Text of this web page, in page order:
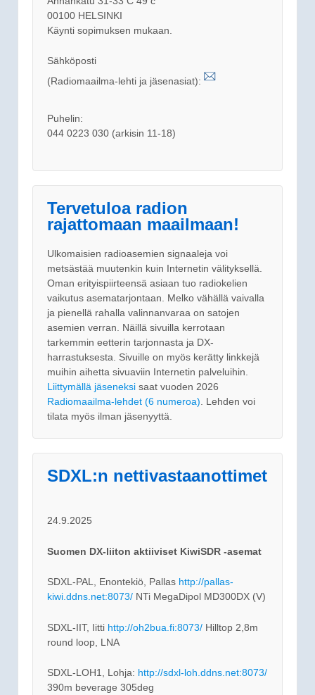
00100 HELSINKI
Käynti sopimuksen mukaan.
Sähköposti
(Radiomaailma-lehti ja jäsenasiat):
Puhelin:
044 0223 030 (arkisin 11-18)
Tervetuloa radion
rajattomaan maailmaan!
Ulkomaisien radioasemien signaaleja voi
metsästää muutenkin kuin Internetin välityksellä.
Oman erityispiirteensä asiaan tuo radiokelien
vaikutus asematarjontaan. Melko vähällä vaivalla
ja pienellä rahalla valinnanvaraa on satojen
asemien verran. Näillä sivuilla kerrotaan
tarkemmin eetterin tarjonnasta ja DX-
harrastuksesta. Sivuille on myös kerätty linkkejä
muihin aihetta sivuaviin Internetin palveluihin.
Liittymällä jäseneksi saat vuoden 2026
Radiomaailma-lehdet (6 numeroa) . Lehden voi
tilata myös ilman jäsenyyttä.
SDXL:n nettivastaanottimet
24.9.2025
Suomen DX-liiton aktiiviset KiwiSDR -asemat
SDXL-PAL, Enontekiö, Pallas http://pallas-
kiwi.ddns.net:8073/ NTi MegaDipol MD300DX (V)
SDXL-IIT, Iitti http://oh2bua.fi:8073/ Hilltop 2,8m
round loop, LNA
SDXL-LOH1, Lohja: http://sdxl-loh.ddns.net:8073/
390m beverage 305deg